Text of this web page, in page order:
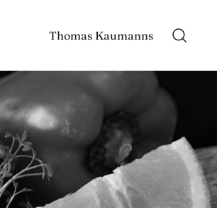
Thomas Kaumanns